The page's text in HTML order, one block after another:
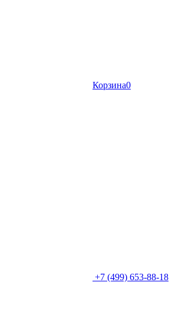
Корзина0
+7 (499) 653-88-18